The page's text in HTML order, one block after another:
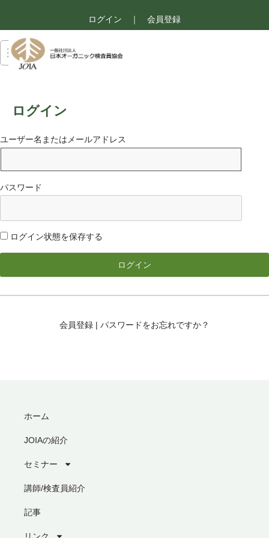
ログイン ｜ 会員登録
ログイン
ユーザー名またはメールアドレス
パスワード
ログイン状態を保存する
会員登録 | パスワードをお忘れですか？
ホーム
JOIAの紹介
セミナー
講師/検査員紹介
記事